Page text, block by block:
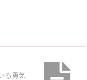
る勇気